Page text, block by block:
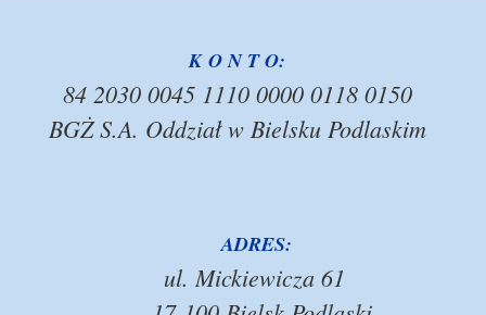
K O N T O:
84 2030 0045 1110 0000 0118 0150
BGŻ S.A. Oddział w Bielsku Podlaskim
ADRES:
ul. Mickiewicza 61